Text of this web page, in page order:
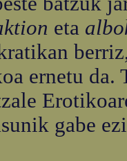
eta
ernetu da.
gabe